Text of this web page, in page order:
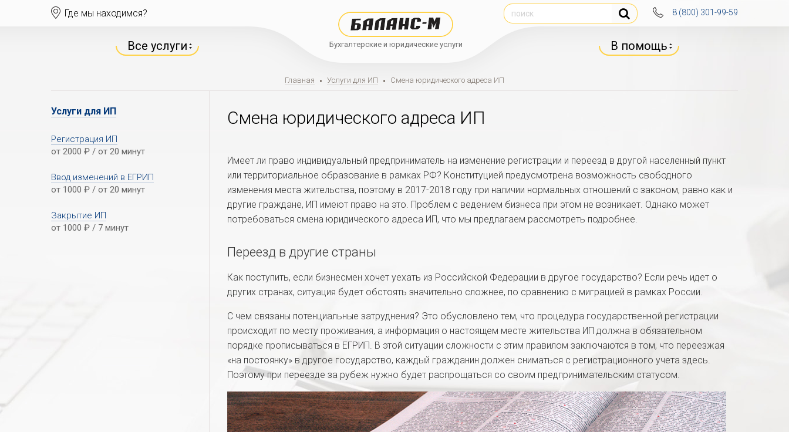
Где мы находимся?
Бухгалтерские и юридические услуги
8 (800) 301-99-59
Все услуги В помощь
Главная • Услуги для ИП • Смена юридического адреса ИП
Услуги для ИП
Регистрация ИП
от 2000 ₽ / от 20 минут
Ввод изменений в ЕГРИП
от 1000 ₽ / от 20 минут
Закрытие ИП
от 1000 ₽ / 7 минут
Смена юридического адреса ИП
Имеет ли право индивидуальный предприниматель на изменение регистрации и переезд в другой населенный пункт
или территориальное образование в рамках РФ? Конституцией предусмотрена возможность свободного
изменения места жительства, поэтому в 2017-2018 году при наличии нормальных отношений с законом, равно как и
другие граждане, ИП имеют право на это. Проблем с ведением бизнеса при этом не возникает. Однако может
потребоваться смена юридического адреса ИП, что мы предлагаем рассмотреть подробнее.
Переезд в другие страны
Как поступить, если бизнесмен хочет уехать из Российской Федерации в другое государство? Если речь идет о
других странах, ситуация будет обстоять значительно сложнее, по сравнению с миграцией в рамках России.
С чем связаны потенциальные затруднения? Это обусловлено тем, что процедура государственной регистрации
происходит по месту проживания, а информация о настоящем месте жительства ИП должна в обязательном
порядке прописываться в ЕГРИП. В этой ситуации сложности с этим правилом заключаются в том, что переезжая
«на постоянку» в другое государство, каждый гражданин должен сниматься с регистрационного учета здесь.
Поэтому при переезде за рубеж нужно будет распрощаться со своим предпринимательским статусом.